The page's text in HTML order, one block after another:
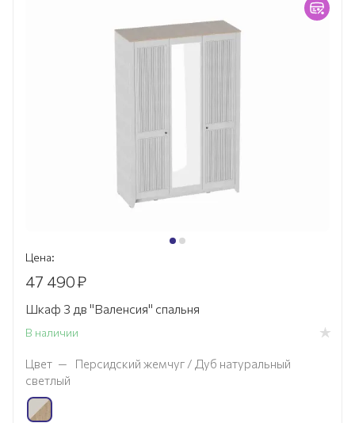
Цена:
47 490₽
Шкаф 3 дв "Валенсия" спальня
В наличии
Цвет —
Персидский жемчуг / Дуб натуральный
светлый